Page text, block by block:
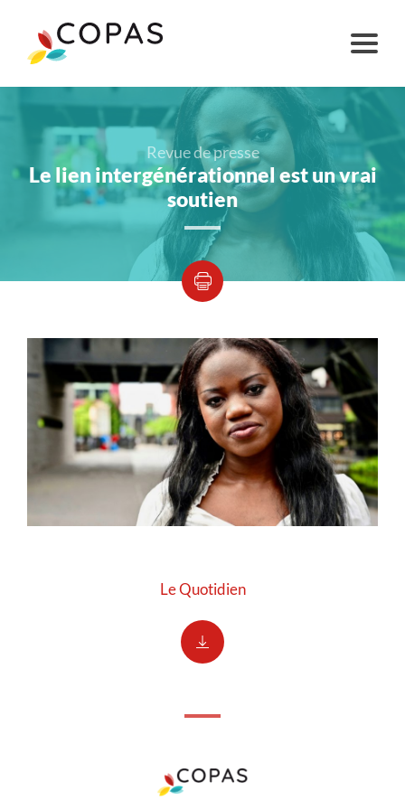
Revue de presse
Le lien intergénérationnel est un vrai
soutien
Le Quotidien